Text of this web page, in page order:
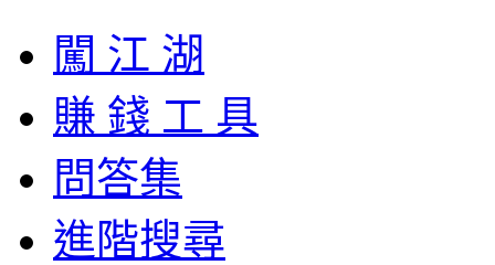
闖 江 湖
賺 錢 工 具
問答集
進階搜尋